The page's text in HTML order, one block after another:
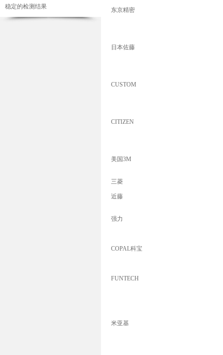
稳定的检测结果
东京精密
日本佐藤
CUSTOM
CITIZEN
美国3M
三菱
近藤
强力
COPAL科宝
FUNTECH
米亚基